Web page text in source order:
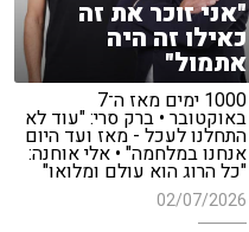
"אני זוכר את זה
כאילו זה היה
אתמול"
1000 ימים מאז ה־7
באוקטובר • ברק סרי: "עוד לא
התחלנו לעכל - מאז ועד היום
אנחנו במלחמה" • אלי אוחנה:
"כל הרוג הוא עולם ומלואו"
02/07/2026